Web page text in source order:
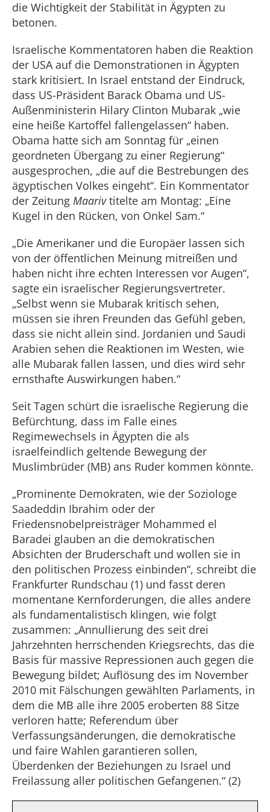
die Wichtigkeit der Stabilität in Ägypten zu
betonen.
Israelische Kommentatoren haben die Reaktion
der USA auf die Demonstrationen in Ägypten
stark kritisiert. In Israel entstand der Eindruck,
dass US-Präsident Barack Obama und US-
Außenministerin Hilary Clinton Mubarak „wie
eine heiße Kartoffel fallengelassen“ haben.
Obama hatte sich am Sonntag für „einen
geordneten Übergang zu einer Regierung“
ausgesprochen, „die auf die Bestrebungen des
ägyptischen Volkes eingeht“. Ein Kommentator
der Zeitung Maarivtitelte am Montag: „Eine
Kugel in den Rücken, von Onkel Sam.“
„Die Amerikaner und die Europäer lassen sich
von der öffentlichen Meinung mitreißen und
haben nicht ihre echten Interessen vor Augen“,
sagte ein israelischer Regierungsvertreter.
„Selbst wenn sie Mubarak kritisch sehen,
müssen sie ihren Freunden das Gefühl geben,
dass sie nicht allein sind. Jordanien und Saudi
Arabien sehen die Reaktionen im Westen, wie
alle Mubarak fallen lassen, und dies wird sehr
ernsthafte Auswirkungen haben.“
Seit Tagen schürt die israelische Regierung die
Befürchtung, dass im Falle eines
Regimewechsels in Ägypten die als
israelfeindlich geltende Bewegung der
Muslimbrüder (MB) ans Ruder kommen könnte.
„Prominente Demokraten, wie der Soziologe
Saadeddin Ibrahim oder der
Friedensnobelpreisträger Mohammed el
Baradei glauben an die demokratischen
Absichten der Bruderschaft und wollen sie in
den politischen Prozess einbinden“, schreibt die
Frankfurter Rundschau (1) und fasst deren
momentane Kernforderungen, die alles andere
als fundamentalistisch klingen, wie folgt
zusammen: „Annullierung des seit drei
Jahrzehnten herrschenden Kriegsrechts, das die
Basis für massive Repressionen auch gegen die
Bewegung bildet; Auflösung des im November
2010 mit Fälschungen gewählten Parlaments, in
dem die MB alle ihre 2005 eroberten 88 Sitze
verloren hatte; Referendum über
Verfassungsänderungen, die demokratische
und faire Wahlen garantieren sollen,
Überdenken der Beziehungen zu Israel und
Freilassung aller politischen Gefangenen.“ (2)